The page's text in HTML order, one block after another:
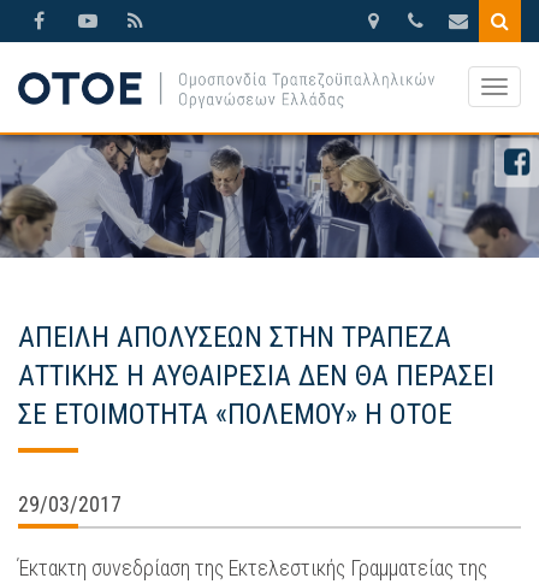
210.3388270
Βησσαρίωνος
ΑΠΕΙΛΗ ΑΠΟΛΥΣΕΩΝ ΣΤΗΝ ΤΡΑΠΕΖΑ
ΑΤΤΙΚΗΣ Η ΑΥΘΑΙΡΕΣΙΑ ΔΕΝ ΘΑ ΠΕΡΑΣΕΙ
ΣΕ ΕΤΟΙΜΟΤΗΤΑ «ΠΟΛΕΜΟΥ» Η ΟΤΟΕ
29/03/2017
Έκτακτη συνεδρίαση της Εκτελεστικής Γραμματείας της